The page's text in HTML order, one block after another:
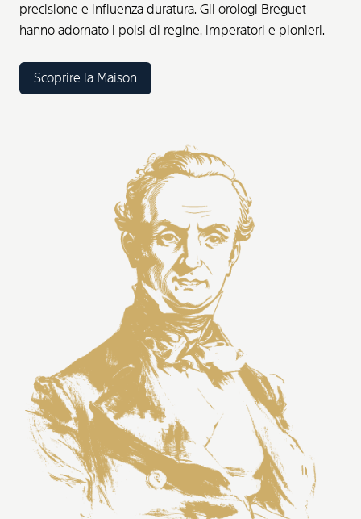
precisione e influenza duratura. Gli orologi Breguet
hanno adornato i polsi di regine, imperatori e pionieri.
Scoprire la Maison